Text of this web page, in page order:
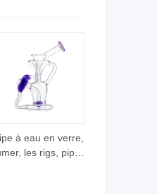
à eau en verre,
les rigs, pipe